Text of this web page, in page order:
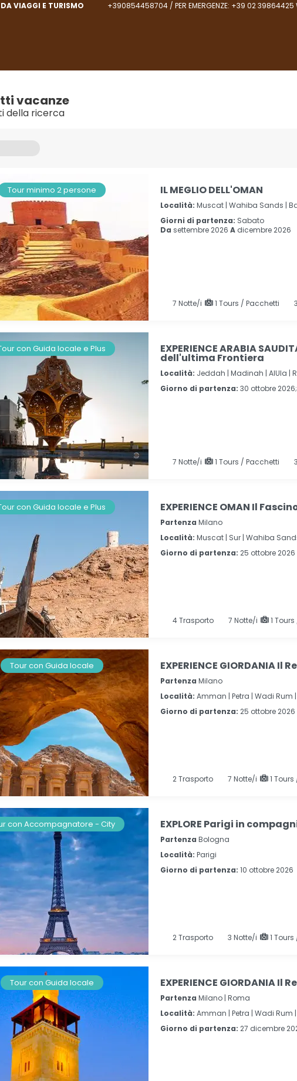
VIAGGI E TURISMO +390854458704 / PER EMERGENZE: +39 02 39864425
vacanze
della ricerca
Tour minimo 2 persone IL MEGLIO DELL'OMAN
Località: Muscat | Wahiba Sands |
Giorni di partenza: Sabato
Da settembre 2026 A dicembre 2026
7 Notte/i 1 Tours / Pacchetti
con Guida locale e Plus EXPERIENCE ARABIA
dell'ultima Frontiera
Località: Jeddah | Madinah | AlUla |
Giorno di partenza: 30 ottobre
7 Notte/i 1 Tours / Pacchetti
con Guida locale e Plus EXPERIENCE OMAN Il
Partenza Milano
Località: Muscat | Sur | Wahiba
Giorno di partenza: 25 ottobre 2026
4Trasporto 7 Notte/i 1
Tour con Guida locale EXPERIENCE GIORDANIA Il
Partenza Milano
Località: Amman | Petra | Wadi Rum |
Giorno di partenza: 25 ottobre 2026
2Trasporto 7 Notte/i 1
con Accompagnatore - City EXPLORE Parigi in
Partenza Bologna
Località: Parigi
Giorno di partenza: 10 ottobre 2026
2Trasporto 3 Notte/i 1
Tour con Guida locale EXPERIENCE GIORDANIA Il
Partenza Milano | Roma
Località: Amman | Petra | Wadi Rum |
Giorno di partenza: 27 dicembre